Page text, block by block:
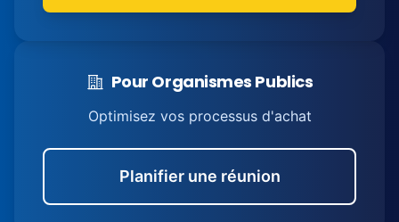
Pour Organismes Publics
Optimisez vos processus d'achat
Planifier une réunion